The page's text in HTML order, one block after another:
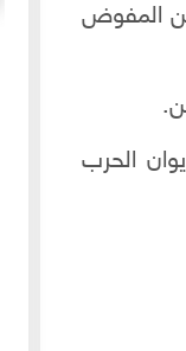
من المفوض
الحرب
الماسوني "
حول نشوء تنظيم
"عشيرة البناؤون
الماسونية